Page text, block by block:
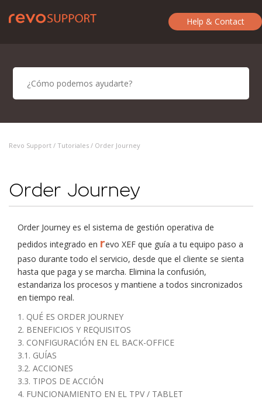
Help & Contact
Revo Support / Tutoriales / Order Journey
Order Journey
Order Journey es el sistema de gestión operativa de
pedidos integrado en revo XEF que guía a tu equipo paso a
paso durante todo el servicio, desde que el cliente se sienta
hasta que paga y se marcha. Elimina la confusión,
estandariza los procesos y mantiene a todos sincronizados
en tiempo real.
1. QUÉ ES ORDER JOURNEY
2. BENEFICIOS Y REQUISITOS
3. CONFIGURACIÓN EN EL BACK-OFFICE
3.1. GUÍAS
3.2. ACCIONES
3.3. TIPOS DE ACCIÓN
4. FUNCIONAMIENTO EN EL TPV / TABLET